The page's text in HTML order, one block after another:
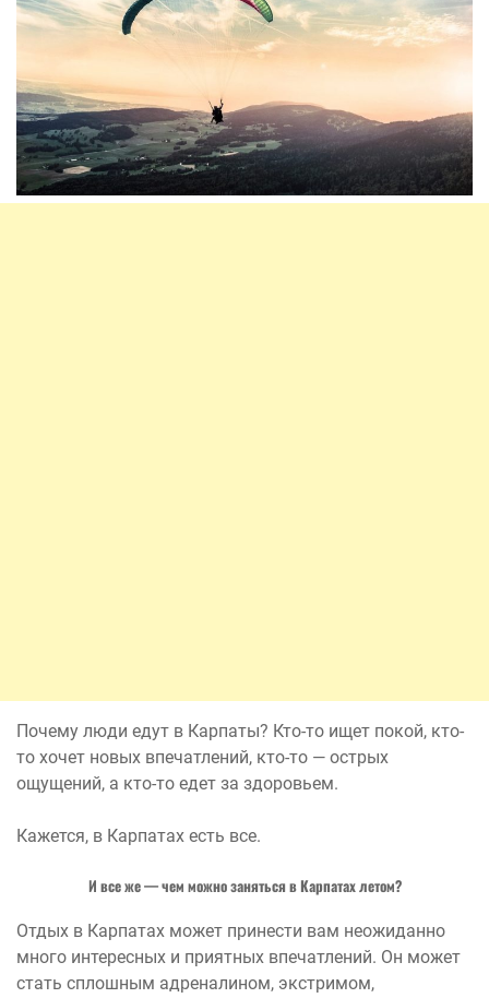
Почему люди едут в Карпаты? Кто-то ищет покой, кто-
то хочет новых впечатлений, кто-то — острых
ощущений, а кто-то едет за здоровьем.
Кажется, в Карпатах есть все.
И все же — чем можно заняться в Карпатах летом?
Отдых в Карпатах может принести вам неожиданно
много интересных и приятных впечатлений. Он может
стать сплошным адреналином, экстримом,